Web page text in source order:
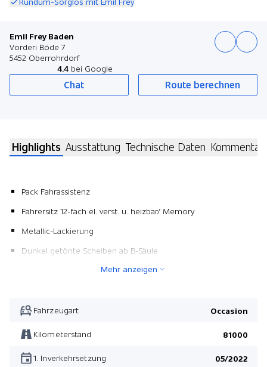
Emil Frey Baden
Vorderi Böde 7
5452 Oberrohrdorf
4.4 bei Google
Chat Route berechnen
Highlights Ausstattung Technische Daten Kommentar
Pack Fahrassistenz
Fahrersitz 12-fach el. verst. u. heizbar/ Memory
Metallic-Lackierung
Dunkel getönte Scheiben ab B-Säule
Keyless Entry System
Pack Fahrassistenz
Mehr anzeigen
Fahrzeugart Occasion
Kilometerstand 81000
1. Inverkehrsetzung 05/2022